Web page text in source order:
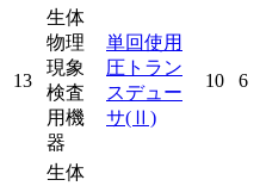
13
生体
物理
現象
検査
用機
器
単回使用
圧トラン
スデュー
サ(Ⅱ)
10 6
生体